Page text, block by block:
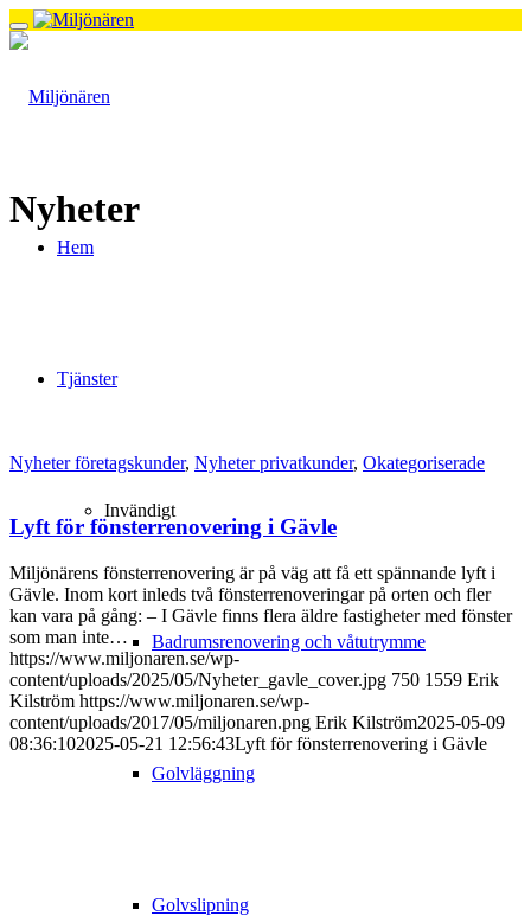
Hem
Tjänster
Invändigt
Badrumsrenovering och våtutrymme
Golvläggning
Golvslipning
Nyheter
Nyheter företagskunder, Nyheter privatkunder, Okategoriserade
Lyft för fönsterrenovering i Gävle
Miljönärens fönsterrenovering är på väg att få ett spännande lyft i
Gävle. Inom kort inleds två fönsterrenoveringar på orten och fler
kan vara på gång: – I Gävle finns flera äldre fastigheter med fönster
som man inte…
https://www.miljonaren.se/wp-
content/uploads/2025/05/Nyheter_gavle_cover.jpg 750 1559 Erik
Kilström https://www.miljonaren.se/wp-
content/uploads/2017/05/miljonaren.png Erik Kilström2025-05-09
08:36:102025-05-21 12:56:43Lyft för fönsterrenovering i Gävle